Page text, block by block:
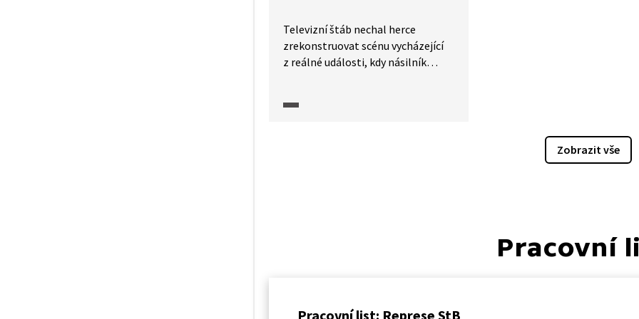
Televizní štáb nechal herce
zrekonstruovat scénu vycházející
z reálné události, kdy násilník
celá akce působila, a snaží se
Zobrazit vše
Pracovní
Pracovní list: Represe StB